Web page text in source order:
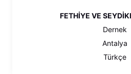
FETHİYE VE
Dernek
Antalya
Türkçe